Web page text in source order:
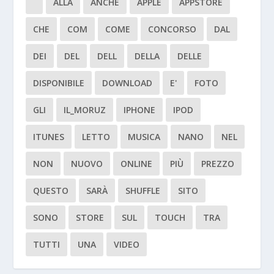
CHE COM COME CONCORSO DAL
DEI DEL DELL DELLA DELLE
DISPONIBILE DOWNLOAD E' FOTO
GLI IL_MORUZ IPHONE IPOD
ITUNES LETTO MUSICA NANO NEL
NON NUOVO ONLINE PIÙ PREZZO
QUESTO SARÀ SHUFFLE SITO
SONO STORE SUL TOUCH TRA
TUTTI UNA VIDEO